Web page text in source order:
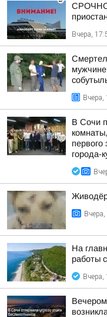
СРОЧНО:
Вчера,
Вчера,
В Сочи
города-
На
работы
Вчера,